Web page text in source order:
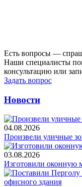
Есть вопросы —
Наши специалисты
консультацию или
Задать вопрос
Новости
04.08.2026
Произвели уличные
03.08.2026
Изготовили оконную